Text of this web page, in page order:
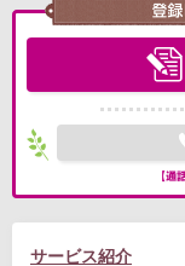
サービス紹介